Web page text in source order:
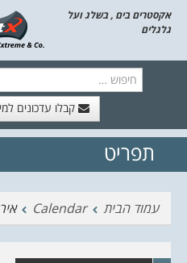
אקסטרים בים , בשלג ועל
גלגלים
קבלו עדכונים
// הצטרף
תפריט
עמוד הבית
Calendar